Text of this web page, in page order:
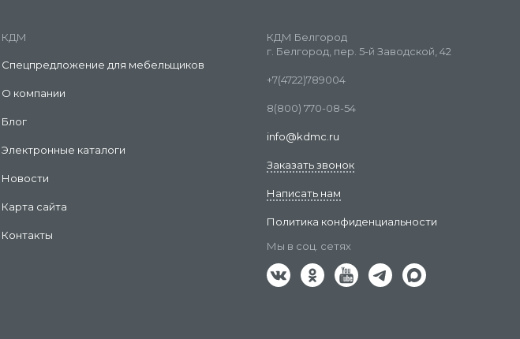
КДМ
Спецпредложение для мебельщиков
О компании
Блог
Электронные каталоги
Новости
Карта сайта
Контакты
КДМ Белгород
г. Белгород, пер. 5-й Заводской, 42
+7(4722)789004
8(800) 770-08-54
info@kdmc.ru
Заказать звонок
Написать нам
Политика конфиденциальности
Мы в соц. сетях